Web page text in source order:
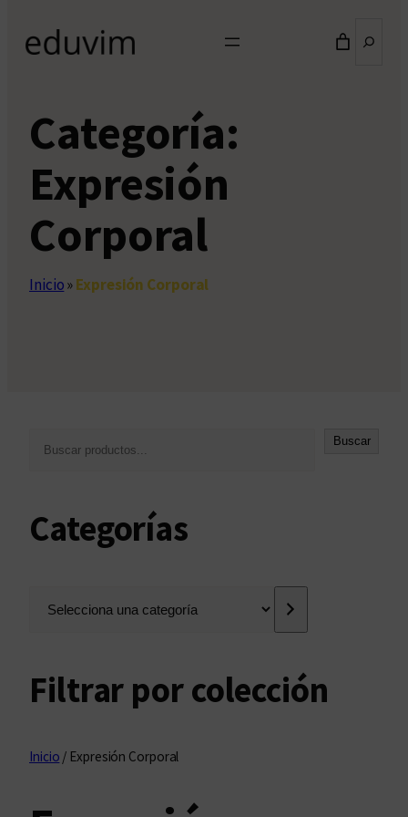
Categoría:
Expresión
Corporal
Inicio»Expresión Corporal
a
Buscar
Categorías
o
Filtrar por colección
Inicio / Expresión Corporal